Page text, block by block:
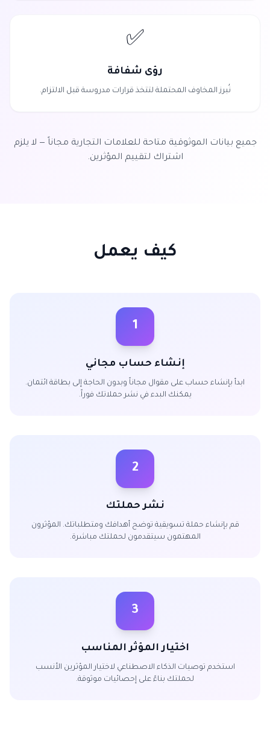
✅
رؤى شفافة
نُبرز المخاوف المحتملة لتتخذ قرارات مدروسة قبل الالتزام.
جميع بيانات الموثوقية متاحة للعلامات التجارية مجاناً — لا يلزم
اشتراك لتقييم المؤثرين.
كيف يعمل
1
إنشاء حساب مجاني
ابدأ بإنشاء حساب على مقوال مجاناً وبدون الحاجة إلى بطاقة ائتمان.
يمكنك البدء في نشر حملاتك فوراً.
2
نشر حملتك
قم بإنشاء حملة تسويقية توضح أهدافك ومتطلباتك. المؤثرون
المهتمون سيتقدمون لحملتك مباشرة.
3
اختيار المؤثر المناسب
استخدم توصيات الذكاء الاصطناعي لاختيار المؤثرين الأنسب
لحملتك بناءً على إحصائيات موثوقة.